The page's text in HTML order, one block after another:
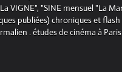
VIGNE", "SINE mensuel "La
publiées) chroniques et
. études de cinéma à